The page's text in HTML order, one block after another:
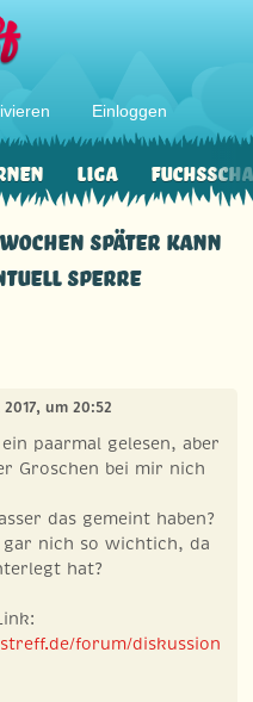
Einloggen
Liga
später kann
Sperre
um 20:52
paarmal gelesen, aber
Groschen bei mir nich
das gemeint haben?
nich so wichtich, da
hat?
forum/diskussion